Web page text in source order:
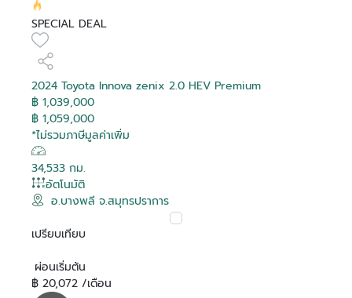
SPECIAL DEAL
2024 Toyota Innova zenix 2.0 HEV Premium
฿ 1,039,000
฿ 1,059,000
*ไม่รวมภาษีมูลค่าเพิ่ม
34,533 กม.
อัตโนมัติ
อ.บางพลี จ.สมุทรปราการ
เปรียบเทียบ
ผ่อนเริ่มต้น
฿ 20,072 /เดือน